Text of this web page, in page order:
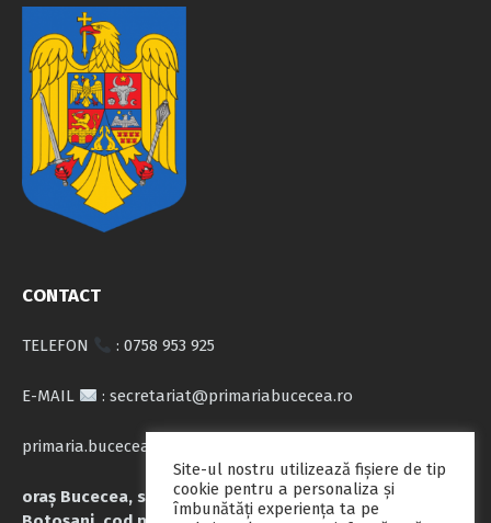
CONTACT
TELEFON : 0758 953 925
E-MAIL : secretariat@primariabucecea.ro
primaria.bucecea@yahoo.com
oraș Bucecea, str. Calea Națională nr.71, județul
Site-ul nostru utilizează fişiere de tip
cookie pentru a personaliza și
îmbunătăți experiența ta pe